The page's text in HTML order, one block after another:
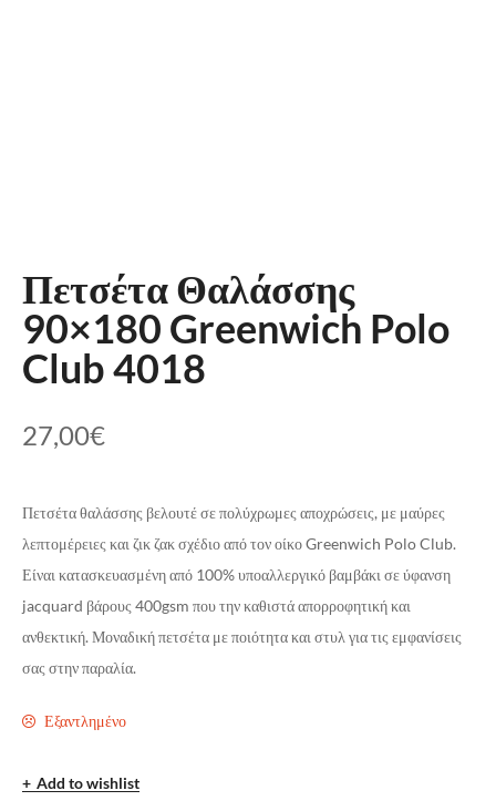
Πετσέτα Θαλάσσης
90×180 Greenwich Polo
Club 4018
27,00€
Πετσέτα θαλάσσης βελουτέ σε πολύχρωμες αποχρώσεις, με μαύρες
λεπτομέρειες και ζικ ζακ σχέδιο από τον οίκο Greenwich Polo Club.
Είναι κατασκευασμένη από 100% υποαλλεργικό βαμβάκι σε ύφανση
jacquard βάρους 400gsm που την καθιστά απορροφητική και
ανθεκτική. Μοναδική πετσέτα με ποιότητα και στυλ για τις εμφανίσεις
σας στην παραλία.
Εξαντλημένο
Add to wishlist